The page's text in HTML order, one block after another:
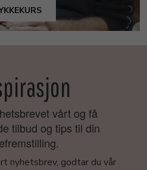
vårt og få
tilbud og tips til din
nyhetsbrev, godtar du vår